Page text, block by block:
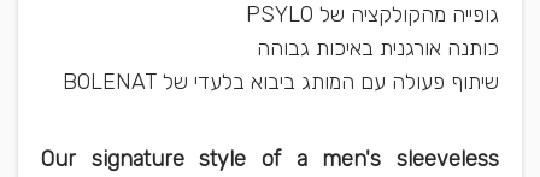
PSYLO גופייה מהקולקציה של
כותנה אורגנית באיכות גבוהה
BOLENAT שיתוף פעולה עם המותג ביבוא בלעדי של
Our signature style of a men's sleeveless